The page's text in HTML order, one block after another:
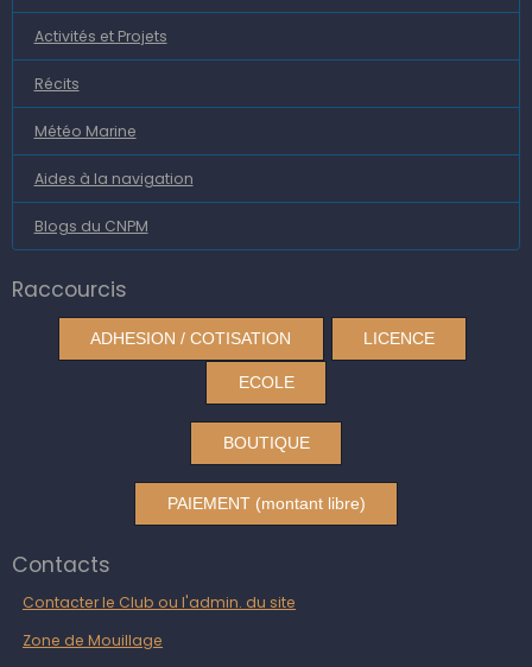
Activités et Projets
Récits
Météo Marine
Aides à la navigation
Blogs du CNPM
Raccourcis
ADHESION / COTISATION LICENCE
ECOLE
BOUTIQUE
PAIEMENT (montant libre)
Contacts
Contacter le Club ou l'admin. du site
Zone de Mouillage